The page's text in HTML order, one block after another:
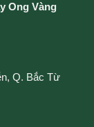
Ong Vàng
Q. Bắc Từ